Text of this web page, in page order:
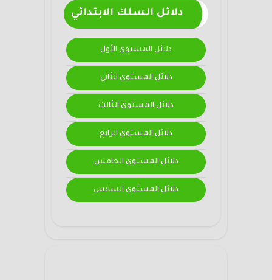
دلائل السلك الابتدائي
دلائل المستوى الأول
دلائل المستوى الثاني
دلائل المستوى الثالث
دلائل المستوى الرابع
دلائل المستوى الخامس
دلائل المستوى السادس